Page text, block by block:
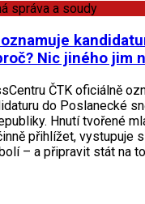
správa a soudy
Nic jiného jim
ČTK oficiálně
do Poslanecké
Hnutí tvořené
přihlížet, vystupuje
– a připravit stát na